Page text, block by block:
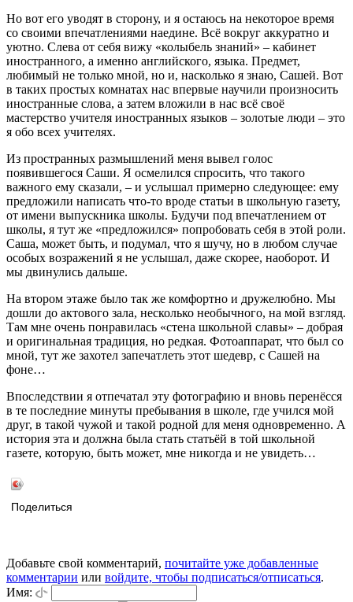
Но вот его уводят в сторону, и я остаюсь на некоторое время
со своими впечатлениями наедине. Всё вокруг аккуратно и
уютно. Слева от себя вижу «колыбель знаний» – кабинет
иностранного, а именно английского, языка. Предмет,
любимый не только мной, но и, насколько я знаю, Сашей. Вот
в таких простых комнатах нас впервые научили произносить
иностранные слова, а затем вложили в нас всё своё
мастерство учителя иностранных языков – золотые люди – это
я обо всех учителях.
Из пространных размышлений меня вывел голос
появившегося Саши. Я осмелился спросить, что такого
важного ему сказали, – и услышал примерно следующее: ему
предложили написать что-то вроде статьи в школьную газету,
от имени выпускника школы. Будучи под впечатлением от
школы, я тут же «предложился» попробовать себя в этой роли.
Саша, может быть, и подумал, что я шучу, но в любом случае
особых возражений я не услышал, даже скорее, наоборот. И
мы двинулись дальше.
На втором этаже было так же комфортно и дружелюбно. Мы
дошли до актового зала, несколько необычного, на мой взгляд.
Там мне очень понравилась «стена школьной славы» – добрая
и оригинальная традиция, но редкая. Фотоаппарат, что был со
мной, тут же захотел запечатлеть этот шедевр, с Сашей на
фоне…
Впоследствии я отпечатал эту фотографию и вновь перенёсся
в те последние минуты пребывания в школе, где учился мой
друг, в такой чужой и такой родной для меня одновременно. А
история эта и должна была стать статьёй в той школьной
газете, которую, быть может, мне никогда и не увидеть…
Поделиться
Добавьте свой комментарий, почитайте уже добавленные
комментарии или войдите, чтобы подписаться/отписаться.
Имя: